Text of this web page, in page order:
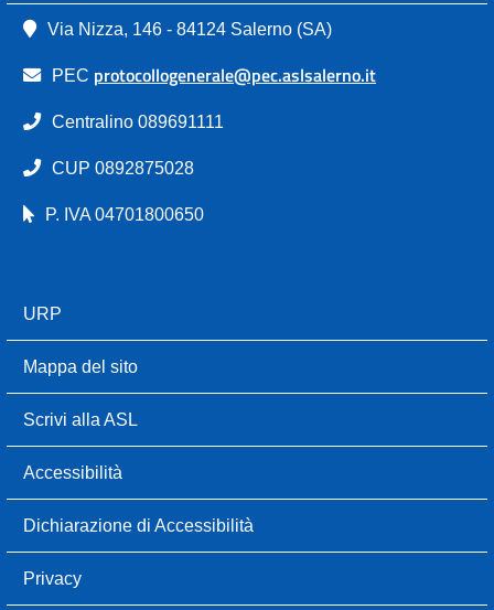
Via Nizza, 146 - 84124 Salerno (SA)
PEC protocollogenerale@pec.aslsalerno.it
Centralino 089691111
CUP 0892875028
P. IVA 04701800650
URP
Mappa del sito
Scrivi alla ASL
Accessibilità
Dichiarazione di Accessibilità
Privacy